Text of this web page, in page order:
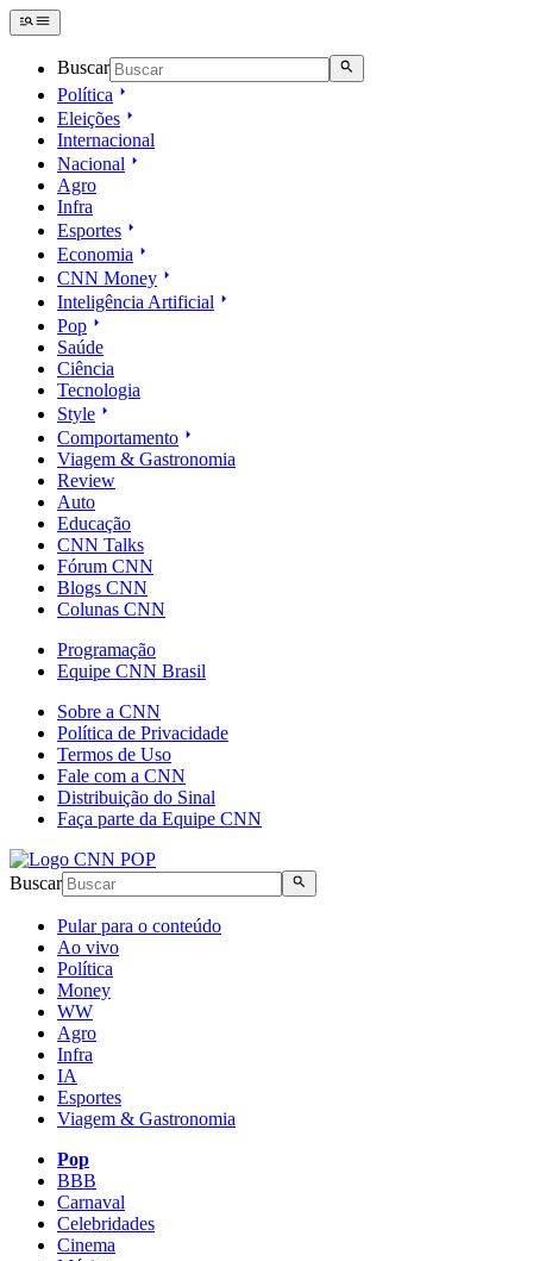
Buscar
Política
Eleições
Internacional
Nacional
Agro
Infra
Esportes
Economia
CNN Money
Inteligência Artificial
Pop
Saúde
Ciência
Tecnologia
Style
Comportamento
Viagem & Gastronomia
Review
Auto
Educação
CNN Talks
Fórum CNN
Blogs CNN
Colunas CNN
Programação
Equipe CNN Brasil
Sobre a CNN
Política de Privacidade
Termos de Uso
Fale com a CNN
Distribuição do Sinal
Faça parte da Equipe CNN
Buscar
Pular para o conteúdo
Ao vivo
Política
Money
WW
Agro
Infra
IA
Esportes
Viagem & Gastronomia
Pop
BBB
Carnaval
Celebridades
Cinema